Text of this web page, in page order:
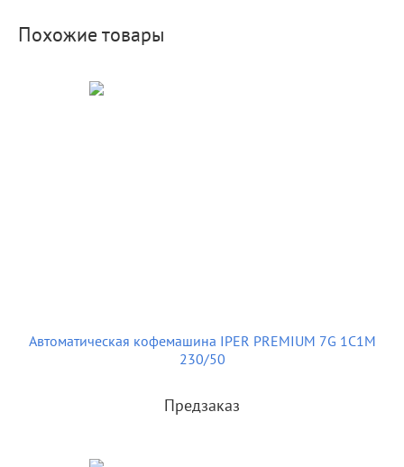
Похожие товары
Автоматическая кофемашина IPER PREMIUM 7G 1C1M
230/50
Предзаказ